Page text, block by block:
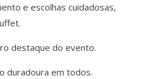
e escolhas cuidadosas,
destaque do evento.
duradoura em todos.